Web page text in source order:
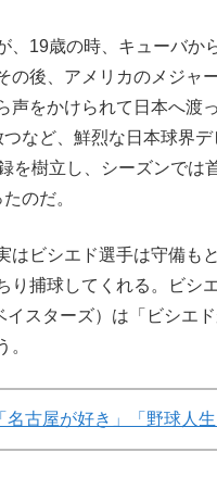
19歳の時、キューバか
の後、アメリカのメジャ
声をかけられて日本へ渡
など、鮮烈な日本球界
を樹立し、シーズンでは
のだ。
ビシエド選手は守備も
り捕球してくれる。ビシ
スターズ）は「ビシエ
。
「名古屋が好き」「野球人